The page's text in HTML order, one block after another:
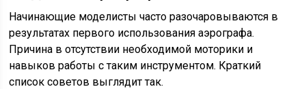
Начинающие моделисты часто разочаровываются в
результатах первого использования аэрографа.
Причина в отсутствии необходимой моторики и
навыков работы с таким инструментом. Краткий
список советов выглядит так.